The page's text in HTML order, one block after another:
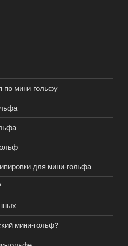
по мини-гольфу
для мини-гольфа
мини-гольф?